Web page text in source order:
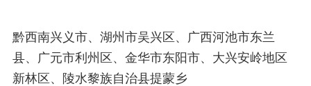
黔西南兴义市、湖州市吴兴区、广西河池市东兰
县、广元市利州区、金华市东阳市、大兴安岭地区
新林区、陵水黎族自治县提蒙乡